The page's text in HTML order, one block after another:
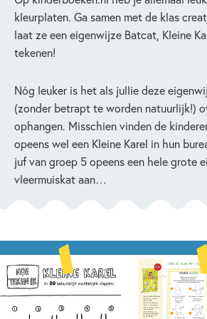
kleurplaten. Ga samen met de klas
laat ze een eigenwijze Batcat, Kleine
tekenen!
Nóg leuker is het als jullie deze
(zonder betrapt te worden natuurlijk!)
ophangen. Misschien vinden de
opeens wel een Kleine Karel in hun
juf van groep 5 opeens een hele grote
vleermuiskat aan…